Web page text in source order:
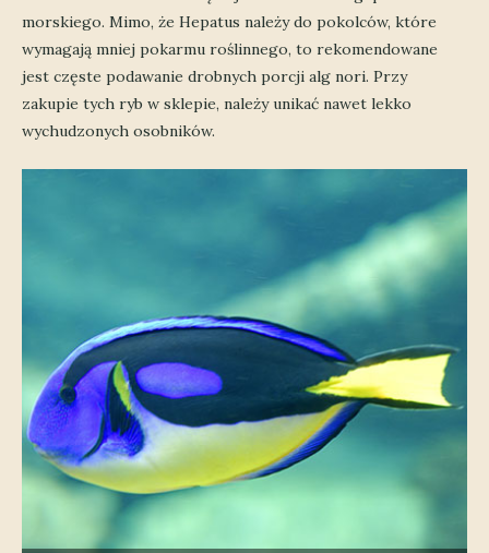
morskiego. Mimo, że Hepatus należy do pokolców, które
wymagają mniej pokarmu roślinnego, to rekomendowane
jest częste podawanie drobnych porcji alg nori. Przy
zakupie tych ryb w sklepie, należy unikać nawet lekko
wychudzonych osobników.